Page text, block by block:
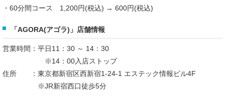
・60分間コース 1,200円(税込) → 600円(税込)
「AGORA(アゴラ)」店舗情報
営業時間：平日11：30 ～ 14：30
※14：00入店ストップ
住所 ：東京都新宿区西新宿1-24-1 エステック情報ビル4F
※JR新宿西口徒歩5分